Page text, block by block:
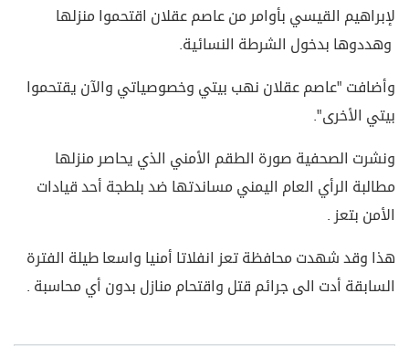
لإبراهيم القيسي بأوامر من عاصم عقلان اقتحموا منزلها
وهددوها بدخول الشرطة النسائية.
وأضافت "عاصم عقلان نهب بيتي وخصوصياتي والآن يقتحموا
بيتي الأخرى".
ونشرت الصحفية صورة الطقم الأمني الذي يحاصر منزلها
مطالبة الرأي العام اليمني مساندتها ضد بلطجة أحد قيادات
الأمن بتعز .
هذا وقد شهدت محافظة تعز انفلاتا أمنيا واسعا طيلة الفترة
السابقة أدت الى جرائم قتل واقتحام منازل بدون أي محاسبة .